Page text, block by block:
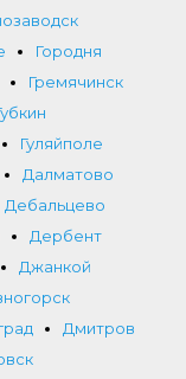
Городня
Гремячинск
Гуляйполе
Далматово
Дебальцево
Дербент
Джанкой
Дмитров